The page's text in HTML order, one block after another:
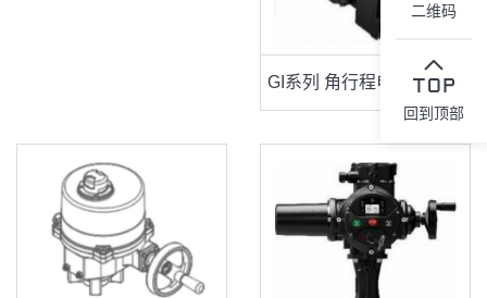
GI系列 角行程电动执行器
二维码
回到顶部